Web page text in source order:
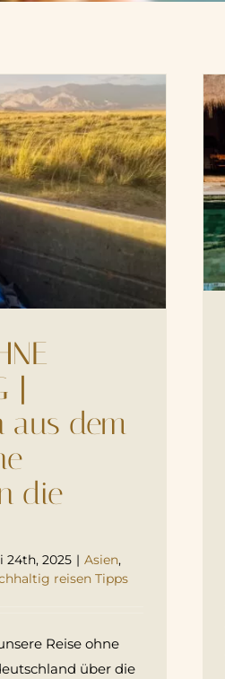
aus dem
die
24th, 2025 | Asien,
reisen Tipps
Reise ohne
über die